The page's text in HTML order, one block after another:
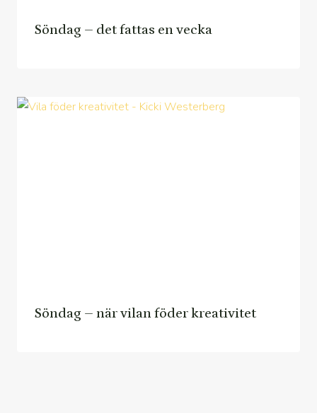
Söndag – det fattas en vecka
Söndag – när vilan föder kreativitet